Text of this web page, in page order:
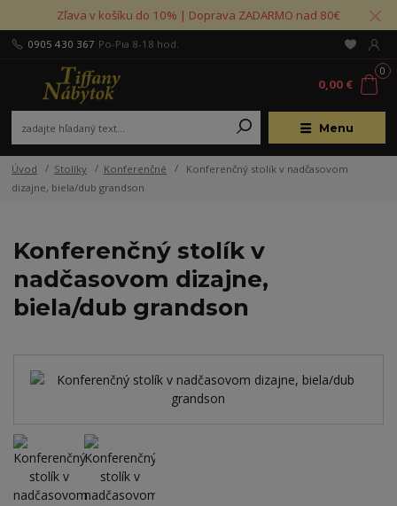
Zľava v košíku do 10% | Doprava ZADARMO nad 80€
Menu
0905 430 367 Po-Pia 8-18 hod.
0
0,00 €
Úvod Stolíky Konferenčné
Konferenčný stolík v nadčasovom
dizajne, biela/dub grandson
Konferenčný stolík v
nadčasovom dizajne,
biela/dub grandson